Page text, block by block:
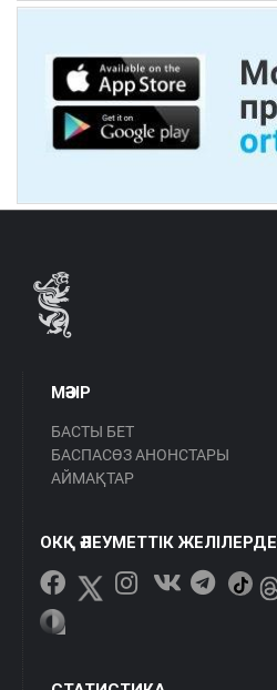
МӘЗІР
БАСТЫ БЕТ
БАСПАСӨЗ АНОНСТАРЫ
АЙМАҚТАР
ОКҚ ӘЛЕУМЕТТІК ЖЕЛІЛЕРДЕ